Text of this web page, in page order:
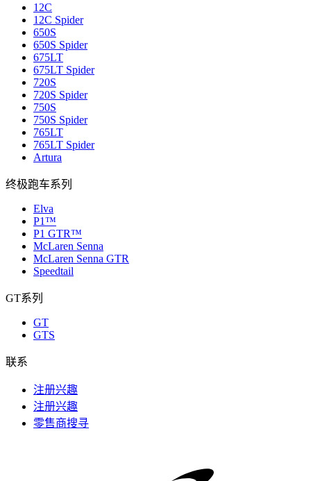
12C
12C Spider
650S
650S Spider
675LT
675LT Spider
720S
720S Spider
750S
750S Spider
765LT
765LT Spider
Artura
终极跑车系列
Elva
P1™
P1 GTR™
McLaren Senna
McLaren Senna GTR
Speedtail
GT系列
GT
GTS
联系
注册兴趣
注册兴趣
零售商搜寻